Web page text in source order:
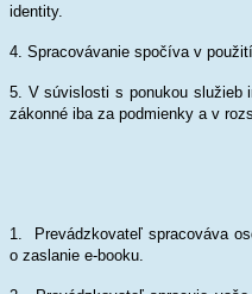
identity.
4. Spracovávanie spočíva v
5. V súvislosti s ponukou služieb
zákonné iba za podmienky a v
1. Prevádzkovateľ spracováva
o zaslanie e-booku.